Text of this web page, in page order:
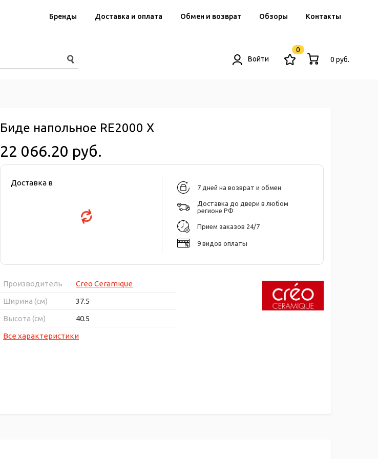
Бренды Доставка и оплата Обмен и возврат Обзоры Контакты
Войти
0
0 руб.
Биде напольное RE2000 X
22 066.20 руб.
Доставка в
7 дней на возврат и обмен
Доставка до двери в любом
регионе РФ
Прием заказов 24/7
9 видов оплаты
Производитель
Creo Ceramique
Ширина (см)
37.5
Высота (см)
40.5
Все характеристики